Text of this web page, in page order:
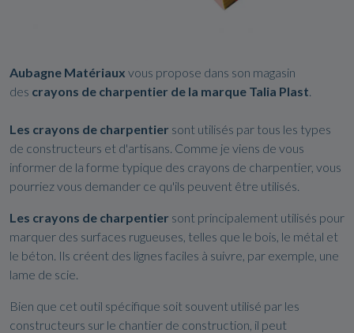
Aubagne Matériaux vous propose dans son magasin
des crayons de charpentier de la marque Talia Plast.
Les crayons de charpentier sont utilisés par tous les types
de constructeurs et d'artisans. Comme je viens de vous
informer de la forme typique des crayons de charpentier, vous
pourriez vous demander ce qu'ils peuvent être utilisés.
Les crayons de charpentier sont principalement utilisés pour
marquer des surfaces rugueuses, telles que le bois, le métal et
le béton. Ils créent des lignes faciles à suivre, par exemple, une
lame de scie.
Bien que cet outil spécifique soit souvent utilisé par les
constructeurs sur le chantier de construction, il peut